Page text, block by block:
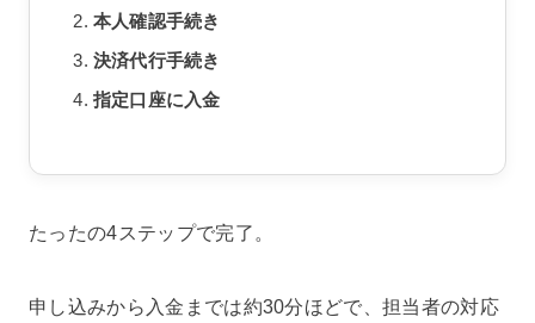
本人確認手続き
決済代行手続き
指定口座に入金
たったの4ステップで完了。
申し込みから入金までは約30分ほどで、担当者の対応